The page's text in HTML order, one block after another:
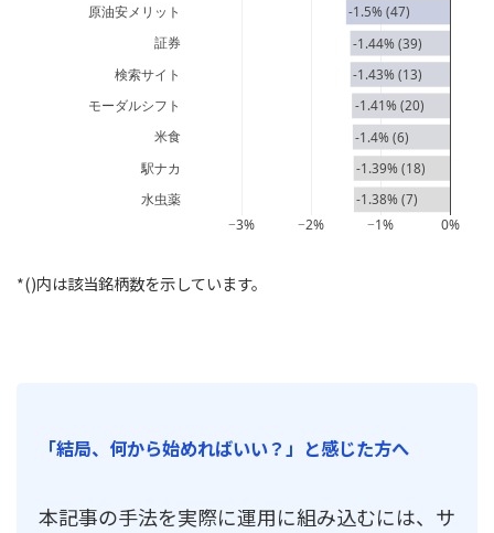
-1.38% (7)
-1.39% (18)
-1.4% (6)
-1.41% (20)
-1.43% (13)
-1.44% (39)
-1.5% (47)
−3% −2% −1% 0%
水虫薬
駅ナカ
米食
モーダルシフト
検索サイト
証券
原油安メリット
*()内は該当銘柄数を示しています。
「結局、何から始めればいい？」と感じた方へ
本記事の手法を実際に運用に組み込むには、サ